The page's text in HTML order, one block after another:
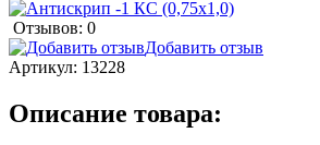
Отзывов: 0
Добавить отзыв
Артикул: 13228
Описание товара: